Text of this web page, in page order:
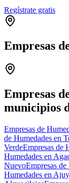
Regístrate gratis
Empresas
−
Empresas
municipios
Empresas de
de Humedades en
VerdeEmpresas de
Humedades en
NuevoEmpresas
Humedades en Ajuy